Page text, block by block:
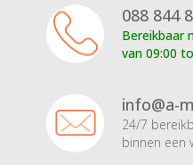
088 844
Bereikbaar
van 09:00
info@a-
24/7
binnen een